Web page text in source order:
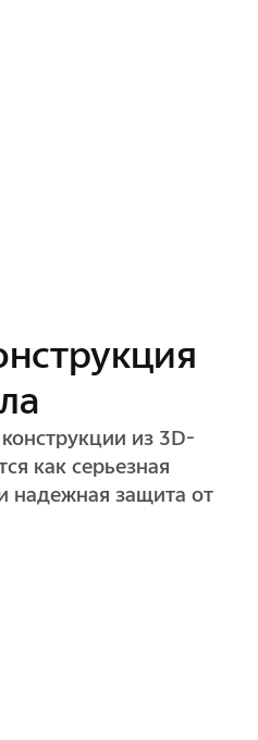
форму,
корпус в красивое